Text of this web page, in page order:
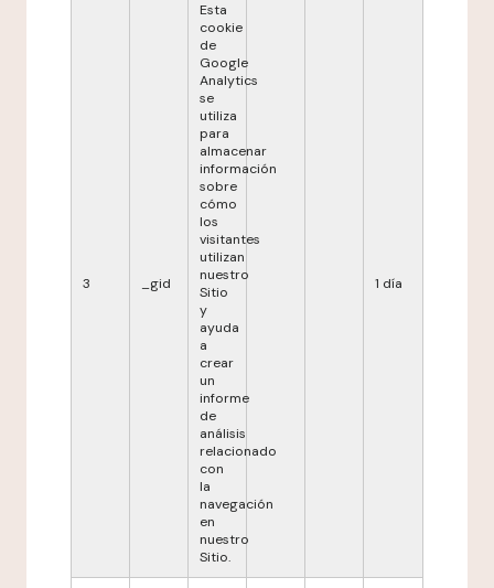
3 _gid
Esta
cookie
de
Google
Analytics
se
utiliza
para
almacenar
información
sobre
cómo
los
visitantes
utilizan
nuestro
Sitio
y
ayuda
a
crear
un
informe
de
análisis
relacionado
con
la
navegación
en
nuestro
Sitio.
1 día